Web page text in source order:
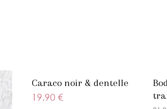
Caraco noir & dentelle
19,90 €